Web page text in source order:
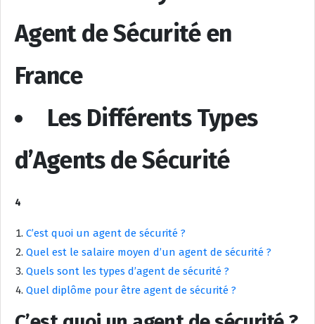
Agent de Sécurité en
France
Les Différents Types
d’Agents de Sécurité
4
C’est quoi un agent de sécurité ?
Quel est le salaire moyen d’un agent de sécurité ?
Quels sont les types d’agent de sécurité ?
Quel diplôme pour être agent de sécurité ?